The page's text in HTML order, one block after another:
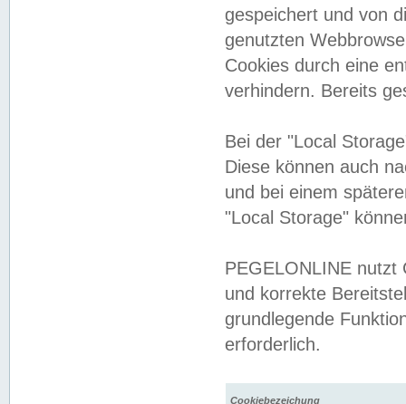
gespeichert und von
genutzten
Cookies durch eine
verhindern. Bereits
Bei der "Local
Diese können auch
und bei einem
"Local Storage"
PEGELONLINE nutzt
und korrekte
grundlegende
erforderlich.
Cookiebezeichung